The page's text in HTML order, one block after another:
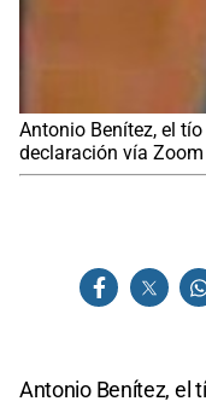
Antonio Benítez, el
declaración vía
Antonio Benítez, el